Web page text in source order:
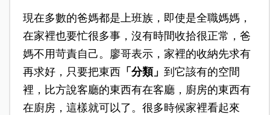
現在多數的爸媽都是上班族，即使是全職媽媽，
在家裡也要忙很多事，沒有時間收拾很正常，爸
媽不用苛責自己。廖哥表示，家裡的收納先求有
再求好，只要把東西「分類」 到它該有的空間
裡，比方說客廳的東西有在客廳，廚房的東西有
在廚房，這樣就可以了。很多時候家裡看起來